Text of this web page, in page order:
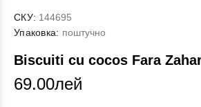
СКУ: 144695
Упаковка: поштучно
Biscuiti cu cocos Fara
69.00лей